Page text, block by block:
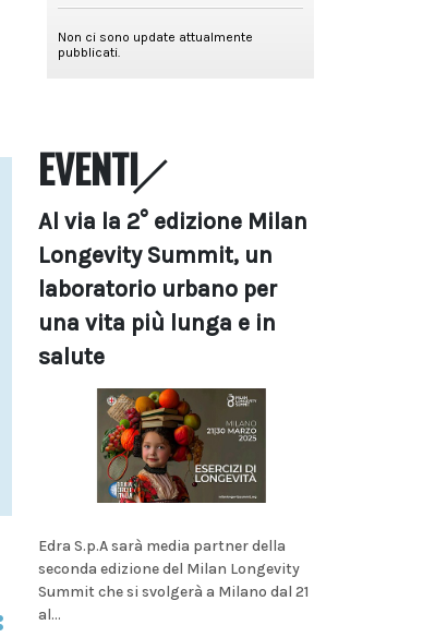
EVENTI
Al via la 2° edizione Milan
Longevity Summit, un
laboratorio urbano per
una vita più lunga e in
salute
Edra S.p.A sarà media partner della
seconda edizione del Milan Longevity
Summit che si svolgerà a Milano dal 21
al...